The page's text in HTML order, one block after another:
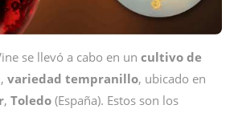
se llevó a cabo en un cultivo de
, variedad tempranillo, ubicado en
, Toledo (España). Estos son los